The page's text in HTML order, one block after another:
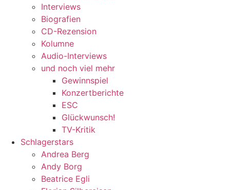
Interviews
Biografien
CD-Rezension
Kolumne
Audio-Interviews
und noch viel mehr
Gewinnspiel
Konzertberichte
ESC
Glückwunsch!
TV-Kritik
Schlagerstars
Andrea Berg
Andy Borg
Beatrice Egli